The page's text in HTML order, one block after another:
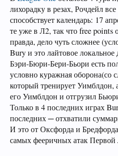
лихорадку в резах, Рочдейл
способствует календарь: 17
те уже в Л2, так что free points
правда, дело чуть сложнее
Bury и это лайтовое
Бэри-Бюри-Бери-Бьори есть
условно куражная оборона(со
который тренирует Уимблдон,
его Уимблдон и отгрузил
Только в 4 последних играх
последних ─ отхватили
И это от Оксфорда и
самых фееричных атак